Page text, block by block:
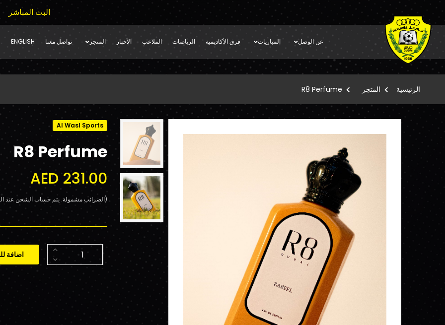
البث المباشر
عن الوصل المباريات فرق الأكاديمية الرياضات الملاعب الأخبار المتجر تواصل معنا ENGLISH
الرئيسية المتجر R8 Perfume
Al Wasl Sports
R8 Perfume
AED 231.00
(الضرائب مشمولة. يتم حساب الشحن عند
اضافة